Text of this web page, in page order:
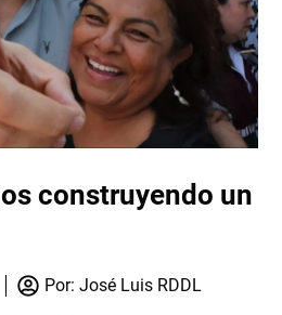
construyendo un
Por: José Luis RDDL